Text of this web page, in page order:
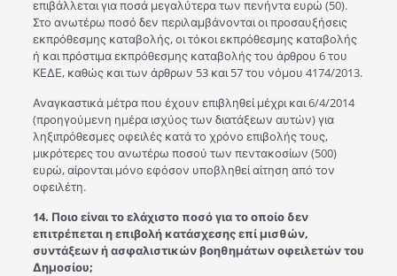
επιβάλλεται για ποσά μεγαλύτερα των πενήντα ευρώ (50).
Στο ανωτέρω ποσό δεν περιλαμβάνονται οι προσαυξήσεις
εκπρόθεσμης καταβολής, οι τόκοι εκπρόθεσμης καταβολής
ή και πρόστιμα εκπρόθεσμης καταβολής του άρθρου 6 του
ΚΕΔΕ, καθώς και των άρθρων 53 και 57 του νόμου 4174/2013.
Αναγκαστικά μέτρα που έχουν επιβληθεί μέχρι και 6/4/2014
(προηγούμενη ημέρα ισχύος των διατάξεων αυτών) για
ληξιπρόθεσμες οφειλές κατά το χρόνο επιβολής τους,
μικρότερες του ανωτέρω ποσού των πεντακοσίων (500)
ευρώ, αίρονται μόνο εφόσον υποβληθεί αίτηση από τον
οφειλέτη.
14. Ποιο είναι το ελάχιστο ποσό για το οποίο δεν
επιτρέπεται η επιβολή κατάσχεσης επί μισθών,
συντάξεων ή ασφαλιστικών βοηθημάτων οφειλετών του
Δημοσίου;